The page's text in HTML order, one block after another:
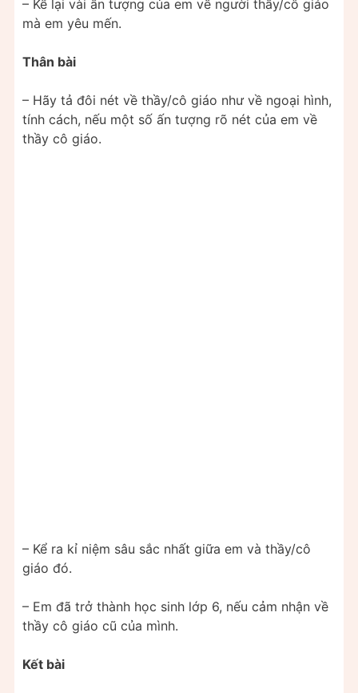
– Kể lại vài ấn tượng của em về người thầy/cô giáo
mà em yêu mến.
Thân bài
– Hãy tả đôi nét về thầy/cô giáo như về ngoại hình,
tính cách, nếu một số ấn tượng rõ nét của em về
thầy cô giáo.
– Kể ra kỉ niệm sâu sắc nhất giữa em và thầy/cô
giáo đó.
– Em đã trở thành học sinh lớp 6, nếu cảm nhận về
thầy cô giáo cũ của mình.
Kết bài